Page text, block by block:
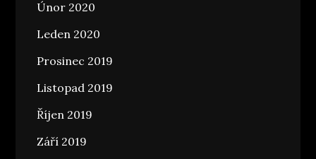
Únor 2020
Leden 2020
Prosinec 2019
Listopad 2019
Říjen 2019
Září 2019